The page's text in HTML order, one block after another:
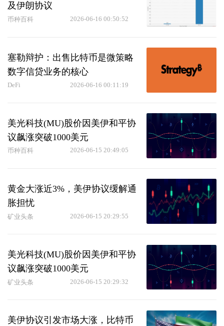
及伊朗协议
币种百科 2026-06-16 00:50:52
塞勒辩护：出售比特币是微策略
数字信贷业务的核心
DeFi 2026-06-16 00:11:19
美光科技(MU)股价因美伊和平协
议飙涨突破1000美元
币种百科 2026-06-15 20:49:05
黄金大涨近3%，美伊协议缓解通
胀担忧
矿业头条 2026-06-15 20:29:55
美光科技(MU)股价因美伊和平协
议飙涨突破1000美元
矿业头条 2026-06-15 20:29:32
美伊协议引发市场大涨，比特币